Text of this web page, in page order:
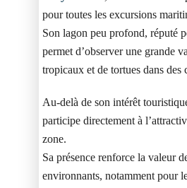
pour toutes les excursions
Son lagon peu profond, réputé
permet d’observer une grande
tropicaux et de tortues dans des
Au-delà de son intérêt
participe directement à
zone.
Sa présence renforce la valeur
environnants, notamment pour